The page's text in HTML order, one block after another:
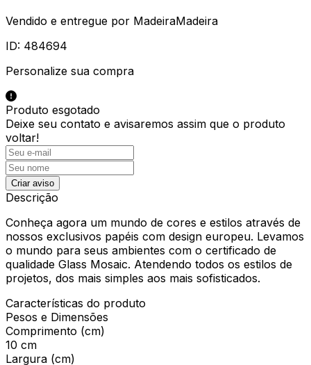
Vendido e entregue por MadeiraMadeira
ID: 484694
Personalize sua compra
Produto esgotado
Deixe seu contato e avisaremos assim que o produto
voltar!
Criar aviso
Descrição
Conheça agora um mundo de cores e estilos através de
nossos exclusivos papéis com design europeu. Levamos
o mundo para seus ambientes com o certificado de
qualidade Glass Mosaic. Atendendo todos os estilos de
projetos, dos mais simples aos mais sofisticados.
Características do produto
Pesos e Dimensões
Comprimento (cm)
10 cm
Largura (cm)